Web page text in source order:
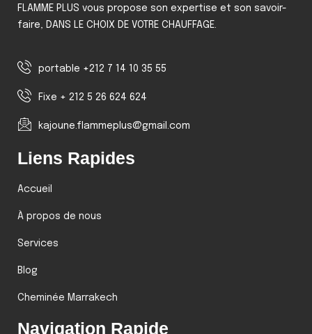
FLAMME PLUS vous propose son expertise et son savoir-
faire, DANS LE CHOIX DE VOTRE CHAUFFAGE.
portable +212 7 14 10 35 55
Fixe + 212 5 26 624 624
kajoune.flammeplus@gmail.com
Liens Rapides
Accueil
À propos de nous
Services
Blog
Cheminée Marrakech
Navigation Rapide